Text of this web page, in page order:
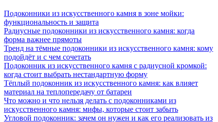
Подоконники из искусственного камня в зоне мойки:
функциональность и защита
Радиусные подоконники из искусственного камня: когда
форма важнее прямоты
Тренд на тёмные подоконники из искусственного камня: кому
подойдёт и с чем сочетать
Подоконник из искусственного камня с радиусной кромкой:
когда стоит выбрать нестандартную форму
Тёплый подоконник из искусственного камня: как влияет
материал на теплопередачу от батареи
Что можно и что нельзя делать с подоконниками из
искусственного камня: мифы, которые стоит забыть
Угловой подоконник: зачем он нужен и как его реализовать из